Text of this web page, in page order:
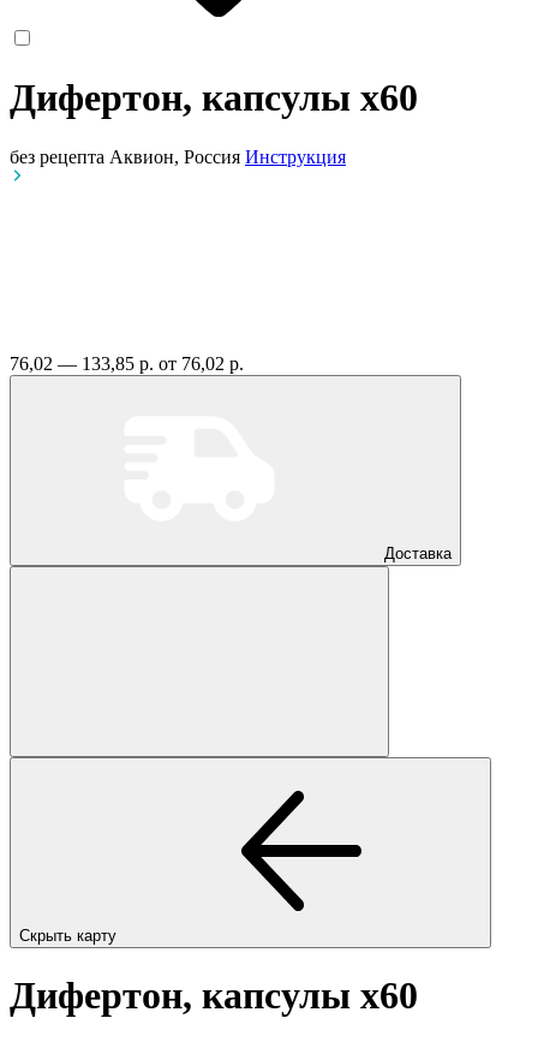
Дифертон, капсулы x60
без рецепта Аквион, Россия Инструкция
76,02 — 133,85 р. от 76,02 р.
Доставка
Скрыть карту
Дифертон, капсулы x60